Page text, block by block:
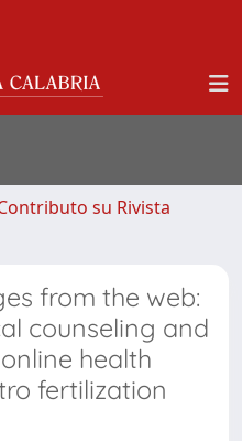
su Rivista
from the web:
counseling and
health
fertilization